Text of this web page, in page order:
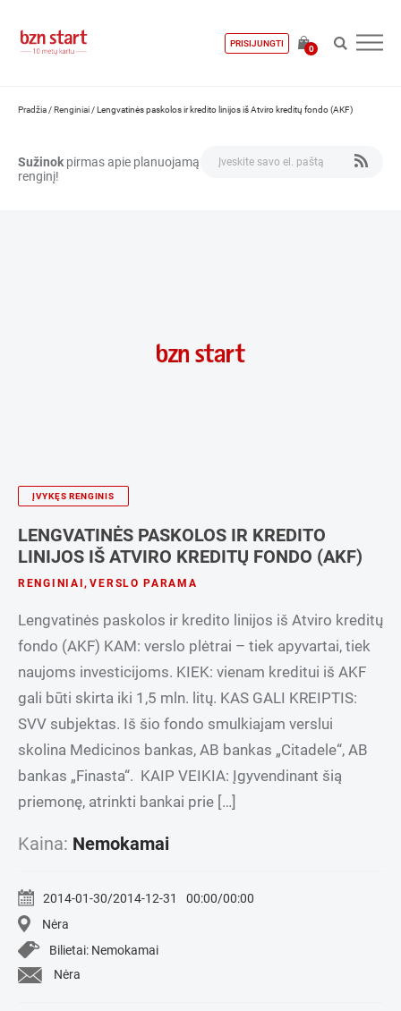
PRISIJUNGTI
0
Pradžia /Renginiai /Lengvatinės paskolos ir kredito linijos iš Atviro kreditų fondo (AKF)
Sužinok pirmas apie planuojamą
renginį!
ĮVYKĘS RENGINIS
LENGVATINĖS PASKOLOS IR KREDITO
LINIJOS IŠ ATVIRO KREDITŲ FONDO (AKF)
RENGINIAI,VERSLO PARAMA
Lengvatinės paskolos ir kredito linijos iš Atviro kreditų
fondo (AKF) KAM: verslo plėtrai – tiek apyvartai, tiek
naujoms investicijoms. KIEK: vienam kreditui iš AKF
gali būti skirta iki 1,5 mln. litų. KAS GALI KREIPTIS:
SVV subjektas. Iš šio fondo smulkiajam verslui
skolina Medicinos bankas, AB bankas „Citadele“, AB
bankas „Finasta“. KAIP VEIKIA: Įgyvendinant šią
priemonę, atrinkti bankai prie […]
Kaina: Nemokamai
2014-01-30/2014-12-31
00:00/00:00
Nėra
Bilietai: Nemokamai
Nėra